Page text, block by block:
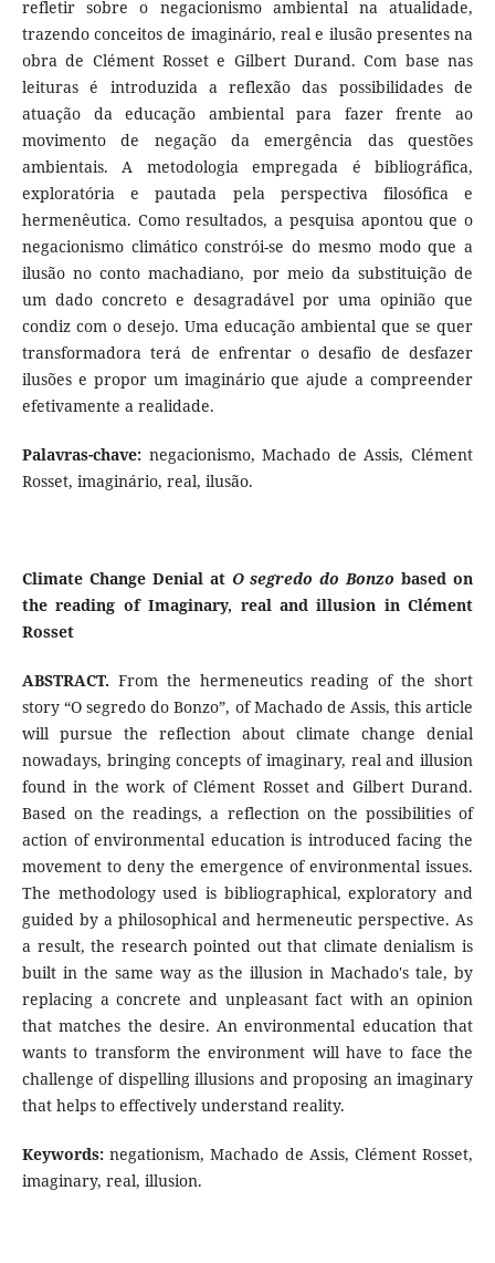
refletir sobre o negacionismo ambiental na atualidade,
trazendo conceitos de imaginário, real e ilusão presentes na
obra de Clément Rosset e Gilbert Durand. Com base nas
leituras é introduzida a reflexão das possibilidades de
atuação da educação ambiental para fazer frente ao
movimento de negação da emergência das questões
ambientais. A metodologia empregada é bibliográfica,
exploratória e pautada pela perspectiva filosófica e
hermenêutica. Como resultados, a pesquisa apontou que o
negacionismo climático constrói-se do mesmo modo que a
ilusão no conto machadiano, por meio da substituição de
um dado concreto e desagradável por uma opinião que
condiz com o desejo. Uma educação ambiental que se quer
transformadora terá de enfrentar o desafio de desfazer
ilusões e propor um imaginário que ajude a compreender
efetivamente a realidade.
Palavras-chave:negacionismo, Machado de Assis, Clément
Rosset, imaginário, real, ilusão.
Climate Change Denial at O segredo do Bonzo based on
the reading of Imaginary, real and illusion in Clément
Rosset
ABSTRACT. From the hermeneutics reading of the short
story “O segredo do Bonzo”, of Machado de Assis, this article
will pursue the reflection about climate change denial
nowadays, bringing concepts of imaginary, real and illusion
found in the work of Clément Rosset and Gilbert Durand.
Based on the readings, a reflection on the possibilities of
action of environmental education is introduced facing the
movement to deny the emergence of environmental issues.
The methodology used is bibliographical, exploratory and
guided by a philosophical and hermeneutic perspective. As
a result, the research pointed out that climate denialism is
built in the same way as the illusion in Machado's tale, by
replacing a concrete and unpleasant fact with an opinion
that matches the desire. An environmental education that
wants to transform the environment will have to face the
challenge of dispelling illusions and proposing an imaginary
that helps to effectively understand reality.
Keywords:negationism, Machado de Assis, Clément Rosset,
imaginary, real, illusion.